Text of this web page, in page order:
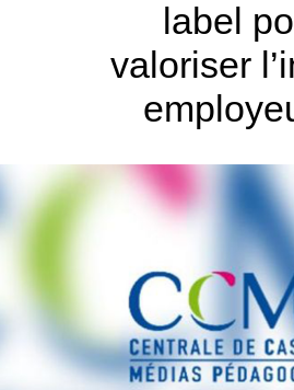
label
valoriser